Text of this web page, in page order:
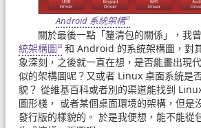
Android 系統架構
關於最後一點「釐清包的關係」，我
統架構圖
和 Android 的系統架構圖，對
象深刻，之後就一直在想，是否能畫出現
似的架構圖呢？又或者 Linux 桌面系統是
貌？ 從維基百科或者別的渠道能找到
圖形棧， 或者某個桌面環境的架構，但是
發行版的樣貌的。 於是我便想，能不能從